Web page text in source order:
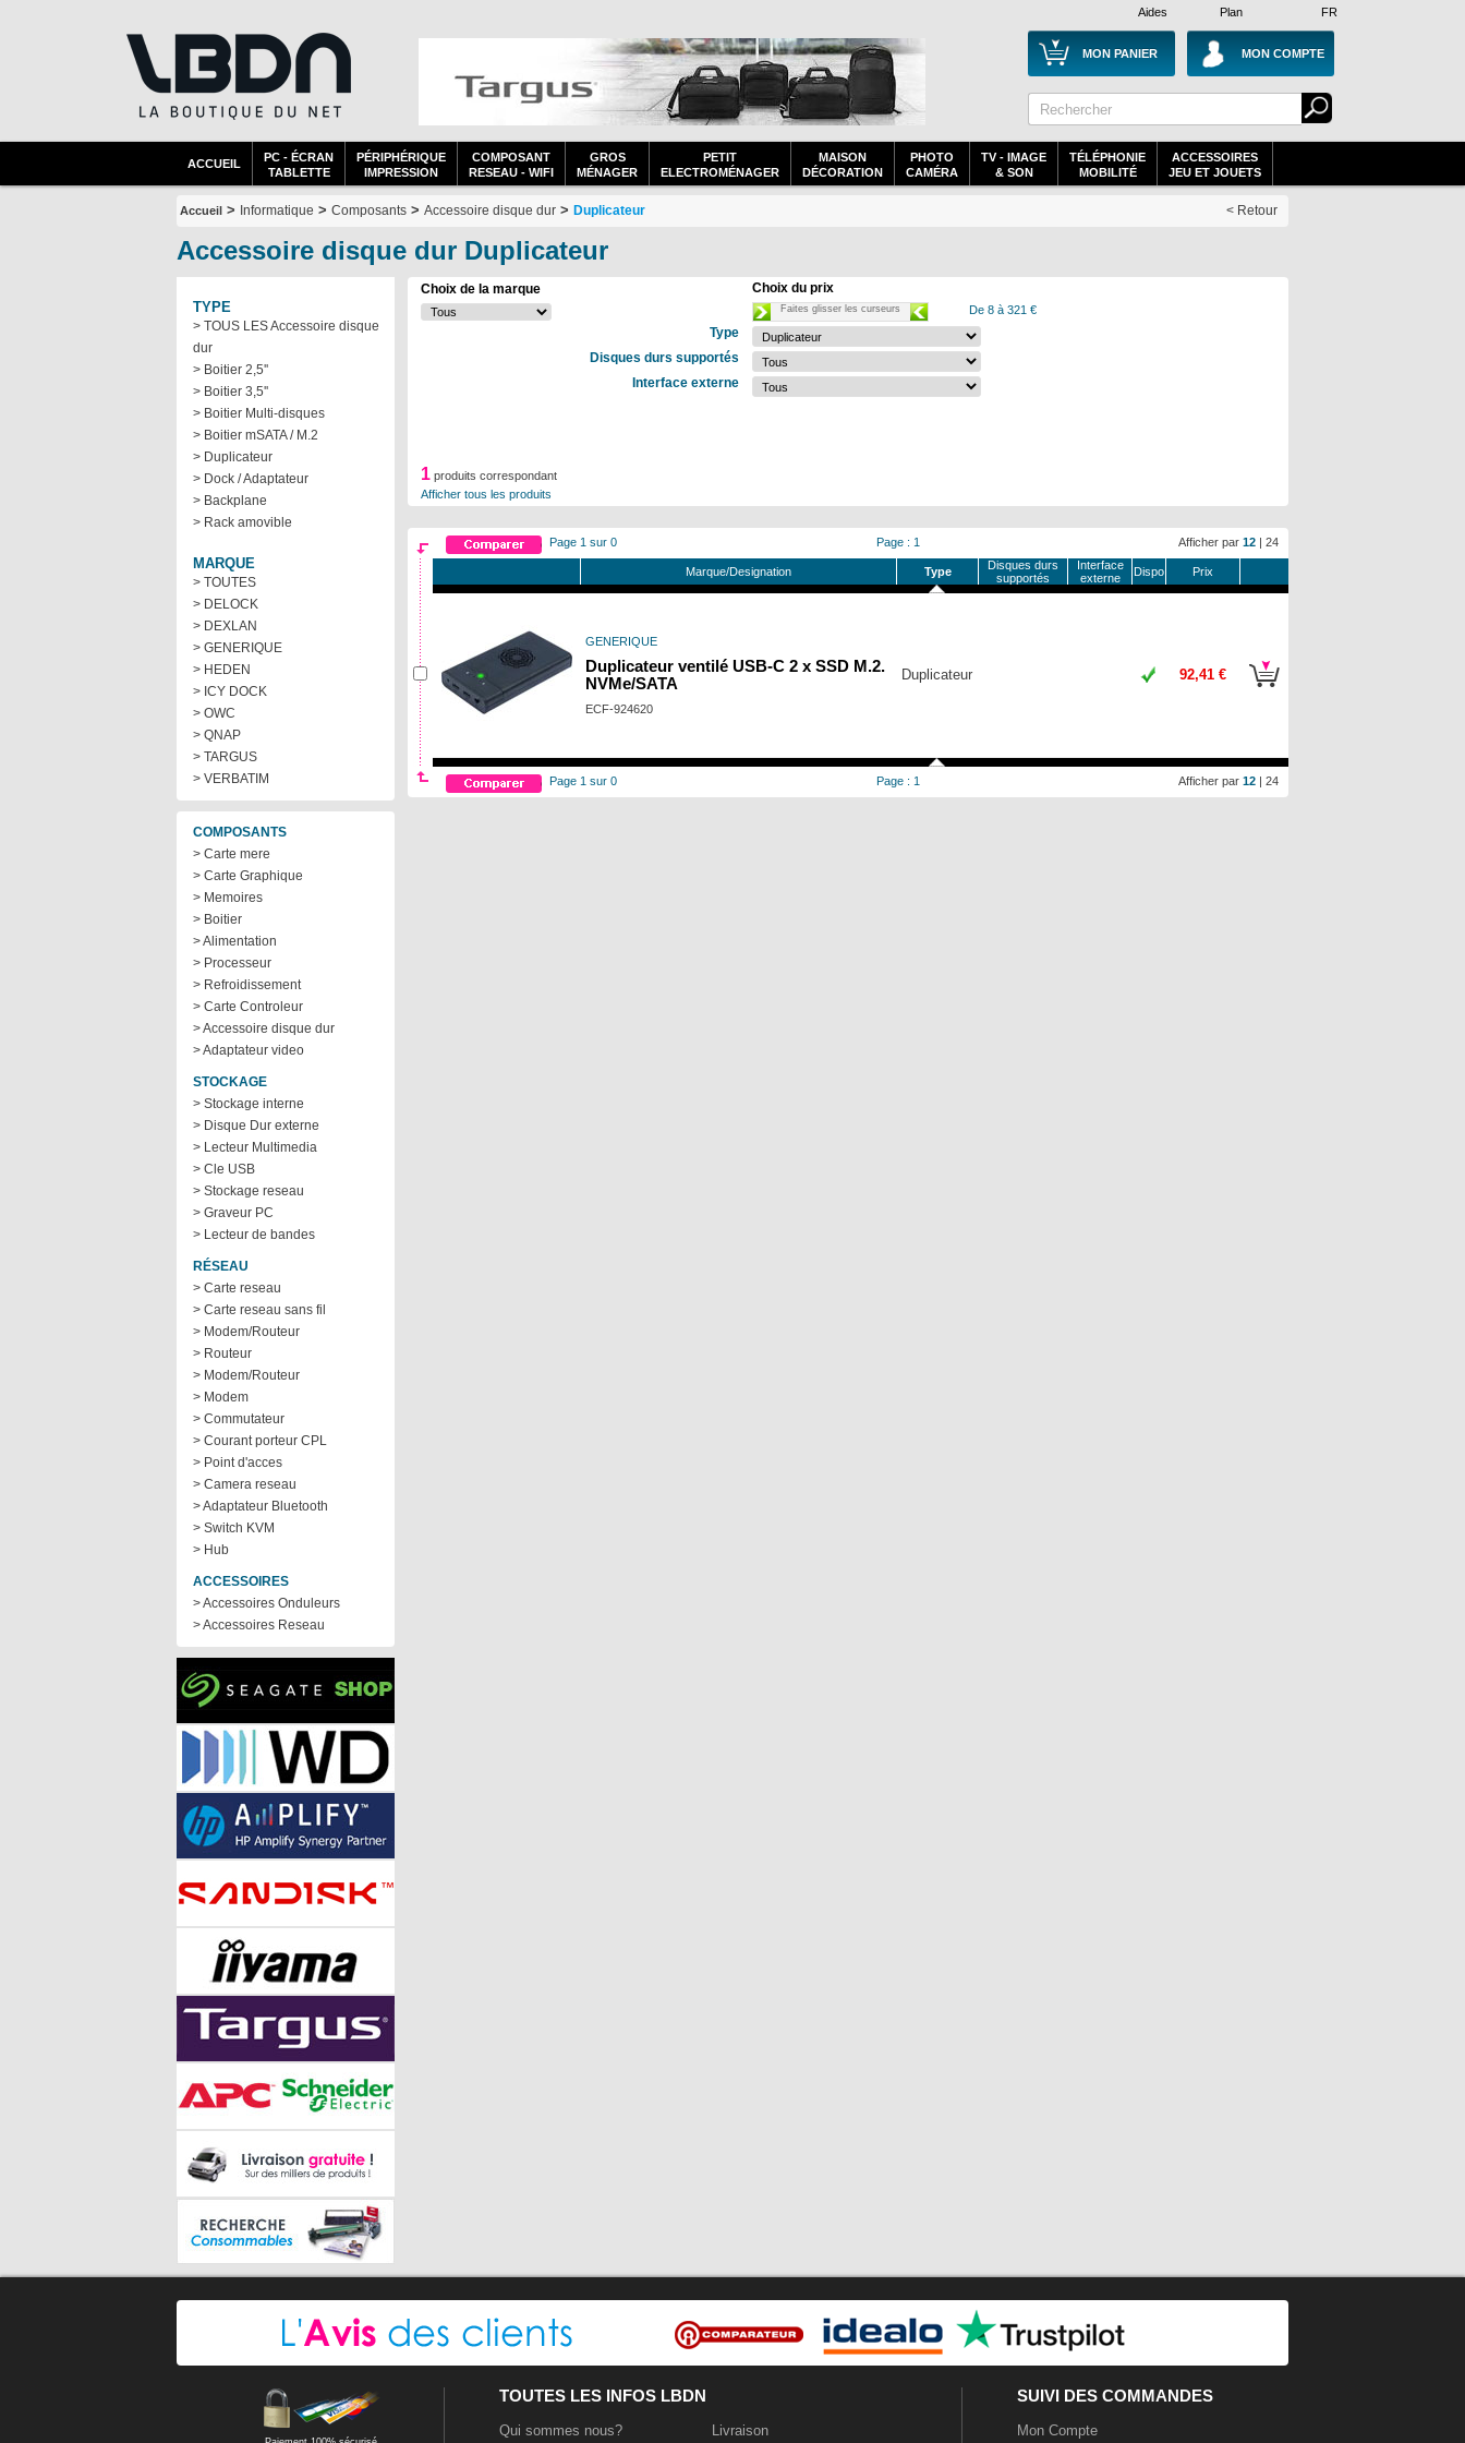
Plan
Aides FR
MON PANIER MON COMPTE
ACCUEIL
PC - ÉCRAN
TABLETTE
PÉRIPHÉRIQUE
IMPRESSION
COMPOSANT
RESEAU - WIFI
GROS
MÉNAGER
PETIT
ELECTROMÉNAGER
MAISON
DÉCORATION
PHOTO
CAMÉRA
TV - IMAGE
& SON
TÉLÉPHONIE
MOBILITÉ
ACCESSOIRES
JEU ET JOUETS
Accueil > Informatique > Composants > Accessoire disque dur > Duplicateur < Retour
Accessoire disque dur Duplicateur
TYPE
> TOUS LES Accessoire disque
dur
> Boitier 2,5''
> Boitier 3,5''
> Boitier Multi-disques
> Boitier mSATA / M.2
> Duplicateur
> Dock / Adaptateur
> Backplane
> Rack amovible
MARQUE
> TOUTES
> DELOCK
> DEXLAN
> GENERIQUE
> HEDEN
> ICY DOCK
> OWC
> QNAP
> TARGUS
> VERBATIM
COMPOSANTS
> Carte mere
> Carte Graphique
> Memoires
> Boitier
> Alimentation
> Processeur
> Refroidissement
> Carte Controleur
> Accessoire disque dur
> Adaptateur video
STOCKAGE
> Stockage interne
> Disque Dur externe
> Lecteur Multimedia
> Cle USB
> Stockage reseau
> Graveur PC
> Lecteur de bandes
RÉSEAU
> Carte reseau
> Carte reseau sans fil
> Modem/Routeur
> Routeur
> Modem/Routeur
> Modem
> Commutateur
> Courant porteur CPL
> Point d'acces
> Camera reseau
> Adaptateur Bluetooth
> Switch KVM
> Hub
ACCESSOIRES
> Accessoires Onduleurs
> Accessoires Reseau
Choix de la marque Choix du prix
Faites glisser les curseurs De 8 à 321 €
Type
Disques durs supportés
Interface externe
1 produits correspondant
Afficher tous les produits
Afficher par 12 | 24
Page 1 sur 0 Page : 1
Marque/Designation Type
Disques durs
supportés
Interface
externe
Dispo Prix
GENERIQUE
Duplicateur ventilé USB-C 2 x SSD M.2.
NVMe/SATA
ECF-924620
Duplicateur 92,41 €
Afficher par 12 | 24
Page 1 sur 0 Page : 1
TOUTES LES INFOS LBDN
Qui sommes nous? Livraison
SUIVI DES COMMANDES
Mon Compte